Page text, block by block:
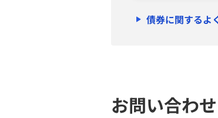
債券に関するよ
お問い合わ